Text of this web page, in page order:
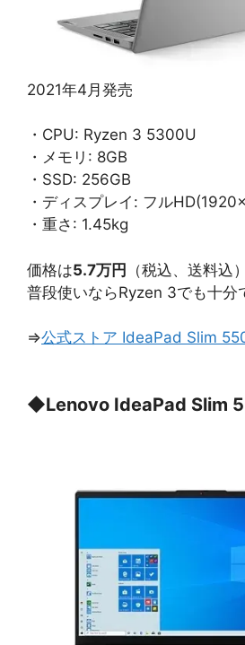
2021年4月発売
・CPU: Ryzen 3 5300U
・メモリ: 8GB
・SSD: 256GB
・ディスプレイ: フル
・重さ: 1.45kg
価格は5.7万円 （税込、送料込）
普段使いならRyzen 3でも十分
⇒公式ストア IdeaPad Slim
◆Lenovo IdeaPad Slim